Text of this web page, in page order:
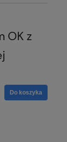
OK z
Do koszyka